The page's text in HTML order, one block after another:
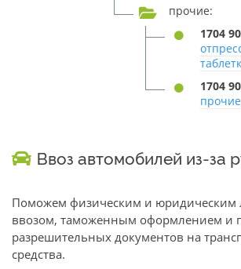
прочие:
1704
1704
прочие
Ввоз автомобилей из-за
Поможем физическим и юридическим
ввозом, таможенным оформлением и
разрешительных документов на
средства.